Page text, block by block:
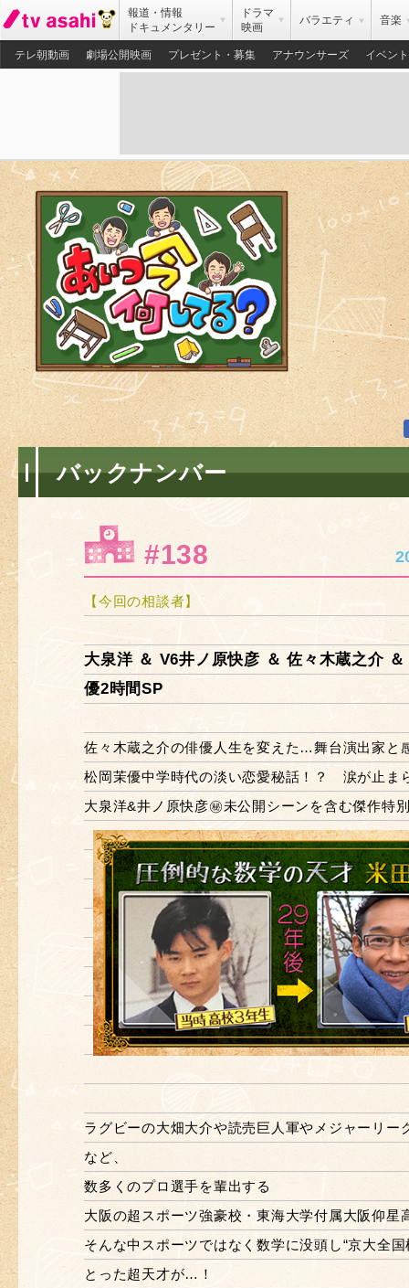
報道・情報
ドキュメンタリー
ドラマ
映画
バラエティ 音楽
テレ朝動画 劇場公開映画 プレゼント・募集 アナウンサーズ イベント
バックナンバー
#138
【今回の相談者】
大泉洋 ＆ V6井ノ原快彦 ＆ 佐々木蔵之介
優2時間SP
佐々木蔵之介の俳優人生を変えた…舞台演出家と
松岡茉優中学時代の淡い恋愛秘話！？ 涙が止ま
大泉洋&井ノ原快彦㊙未公開シーンを含む傑作特
ラグビーの大畑大介や読売巨人軍やメジャーリー
など、
数多くのプロ選手を輩出する
大阪の超スポーツ強豪校・東海大学付属大阪仰星
そんな中スポーツではなく数学に没頭し“京大全
とった超天才が…！